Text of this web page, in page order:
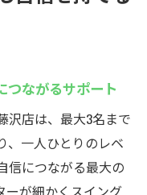
つながるサポート
沢店は、最大3名まで
、一人ひとりのレベ
信につながる最大の
ーが細かくスイング